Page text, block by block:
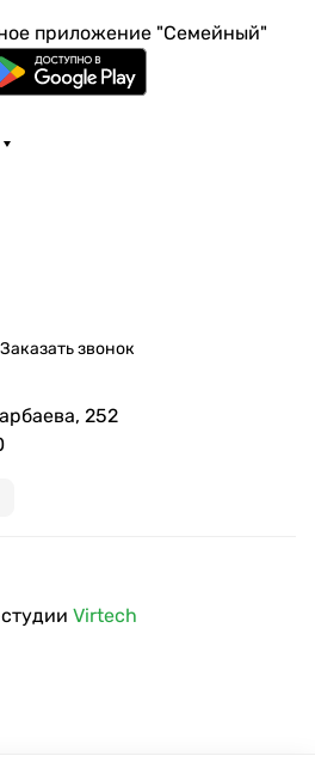
приложение "Семейный"
Заказать звонок
252
Virtech